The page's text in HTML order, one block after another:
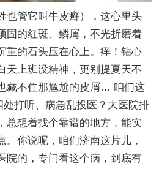
也管它叫牛皮癣），这心里头
固的红斑、鳞屑，不光折磨着
重的石头压在心上。痒！钻心
天上班没精神，更别提夏天不
藏不住那尴尬的皮屑… 咱们这
处打听、病急乱投医？大医院排
总想着找个靠谱的地方，能实
。你说呢，咱们济南这片儿，
院的，专门看这个病，到底有